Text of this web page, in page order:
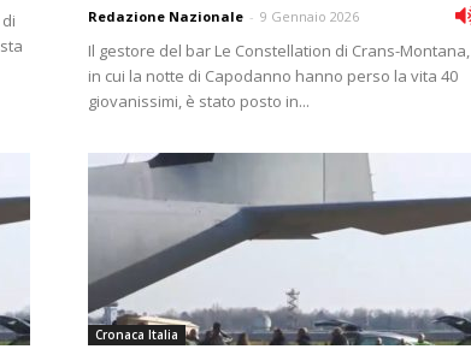
Redazione Nazionale - 9 Gennaio 2026
Il gestore del bar Le Constellation di Crans-Montana,
in cui la notte di Capodanno hanno perso la vita 40
giovanissimi, è stato posto in...
Cronaca Italia